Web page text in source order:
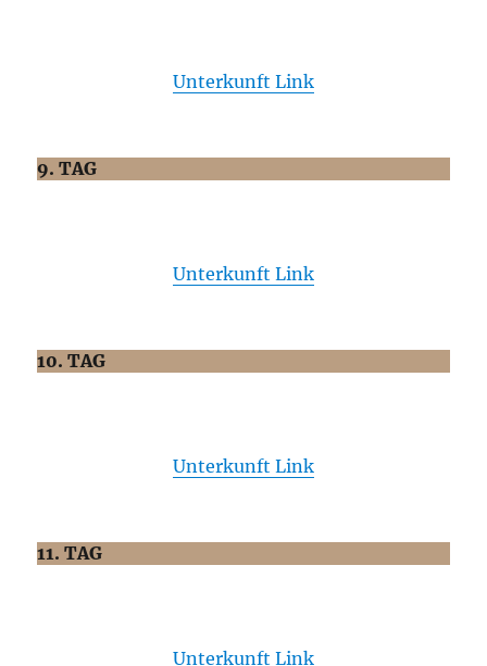
Unterkunft Link
9. TAG
Unterkunft Link
10. TAG
Unterkunft Link
11. TAG
Unterkunft Link